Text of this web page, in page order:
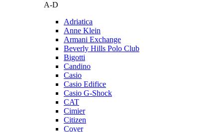
A-D
Adriatica
Anne Klein
Armani Exchange
Beverly Hills Polo Club
Bigotti
Candino
Casio
Casio Edifice
Casio G-Shock
CAT
Cimier
Citizen
Cover